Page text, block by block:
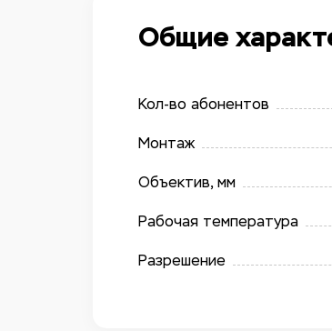
Общие
Кол-во абонентов
Монтаж
Объектив, мм
Рабочая температура
Разрешение